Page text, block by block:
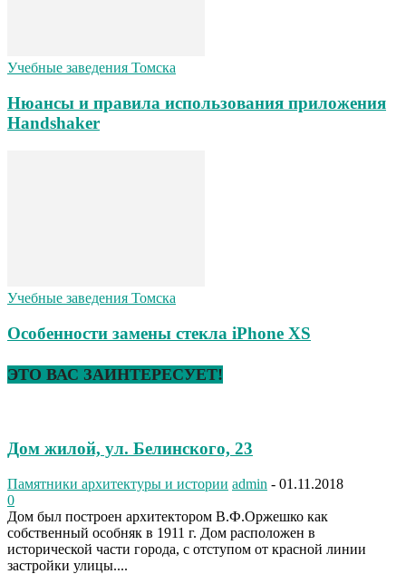
Учебные заведения Томска
Нюансы и правила использования приложения
Handshaker
Учебные заведения Томска
Особенности замены стекла iPhone XS
ЭТО ВАС ЗАИНТЕРЕСУЕТ!
Дом жилой, ул. Белинского, 23
Памятники архитектуры и истории admin - 01.11.2018
0
Дом был построен архитектором В.Ф.Оржешко как
собственный особняк в 1911 г. Дом расположен в
исторической части города, с отступом от красной линии
застройки улицы....